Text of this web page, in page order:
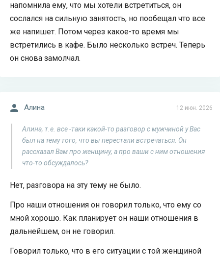
напомнила ему, что мы хотели встретиться, он
сослался на сильную занятость, но пообещал что все
же напишет. Потом через какое-то время мы
встретились в кафе. Было несколько встреч. Теперь
он снова замолчал.
12 июн. 2026
Алина
Алина, т.е. все -таки какой-то разговор с мужчиной у Вас
был на тему того, что вы перестали встречаться. Он
рассказал Вам про женщину, а про ваши с ним отношения
что-то обсуждалось?
Нет, разговора на эту тему не было.
Про наши отношения он говорил только, что ему со
мной хорошо. Как планирует он наши отношения в
дальнейшем, он не говорил.
Говорил только, что в его ситуации с той женщиной